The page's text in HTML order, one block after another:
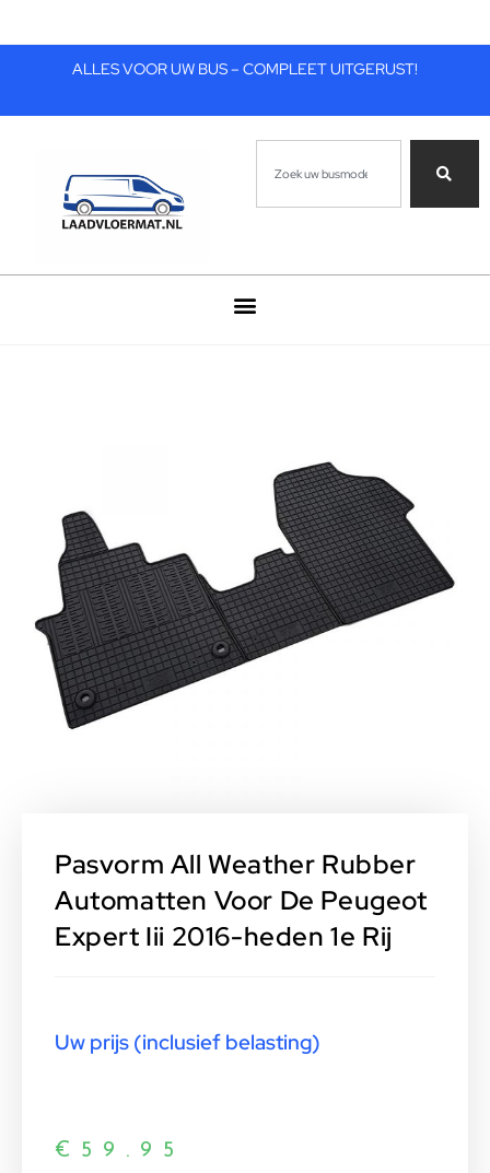
ALLES VOOR UW BUS – COMPLEET UITGERUST!
Pasvorm All Weather Rubber
Automatten Voor De Peugeot
Expert Iii 2016-heden 1e Rij
Uw prijs (inclusief belasting)
€ 59.95